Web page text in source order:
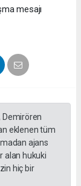
mesajı
Demirören
eklenen tüm
ajans
alan hukuki
hiç bir